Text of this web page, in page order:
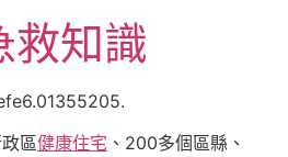
救知識
區健康住宅 、200多個區縣、